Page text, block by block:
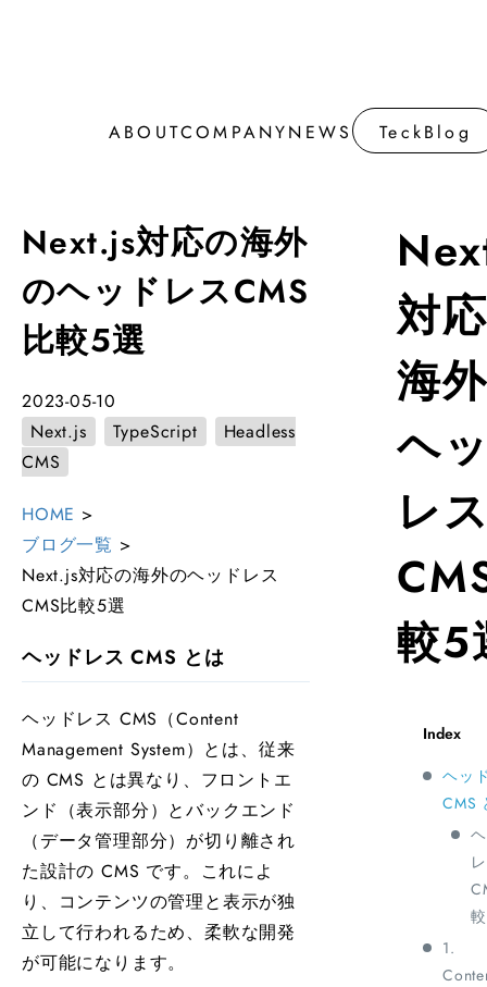
ABOUTCOMPANYNEWS
TeckBlog
Next.js対応の海外
のヘッドレスCMS
比較5選
2023-05-10
Next.js
TypeScript
Headless
CMS
HOME >
ブログ一覧 >
Next.js対応の海外のヘッドレス
CMS比較5選
ヘッドレス CMS とは
ヘッドレス CMS（Content
Management System）とは、従来
の CMS とは異なり、フロントエ
ンド（表示部分）とバックエンド
（データ管理部分）が切り離され
た設計の CMS です。これによ
り、コンテンツの管理と表示が独
立して行われるため、柔軟な開発
が可能になります。
対
海
ヘ
レ
較5
ヘッ
CMS
1.